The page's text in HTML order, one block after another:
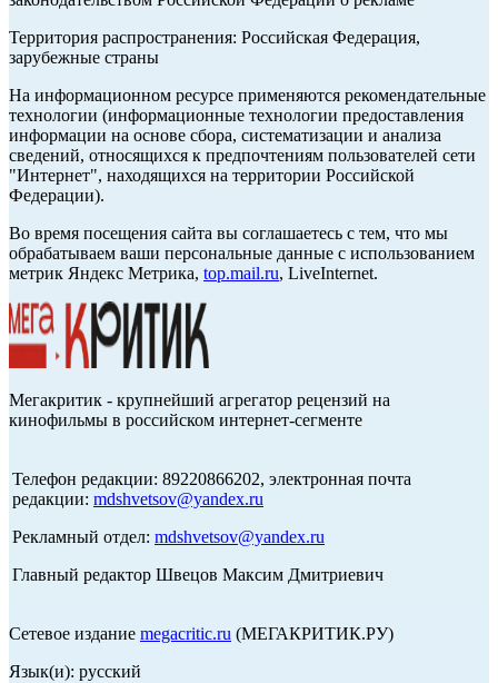
Территория распространения: Российская Федерация,
зарубежные страны
На информационном ресурсе применяются рекомендательные
технологии (информационные технологии предоставления
информации на основе сбора, систематизации и анализа
сведений, относящихся к предпочтениям пользователей сети
"Интернет", находящихся на территории Российской
Федерации).
Во время посещения сайта вы соглашаетесь с тем, что мы
обрабатываем ваши персональные данные с использованием
метрик Яндекс Метрика, top.mail.ru, LiveInternet.
Мегакритик - крупнейший агрегатор рецензий на
кинофильмы в российском интернет-сегменте
Телефон редакции: 89220866202, электронная почта
редакции: mdshvetsov@yandex.ru
Рекламный отдел: mdshvetsov@yandex.ru
Главный редактор Швецов Максим Дмитриевич
Сетевое издание megacritic.ru (МЕГАКРИТИК.РУ)
Язык(и): русский